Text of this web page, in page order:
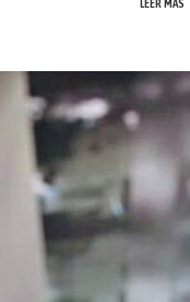
LEER MÁS